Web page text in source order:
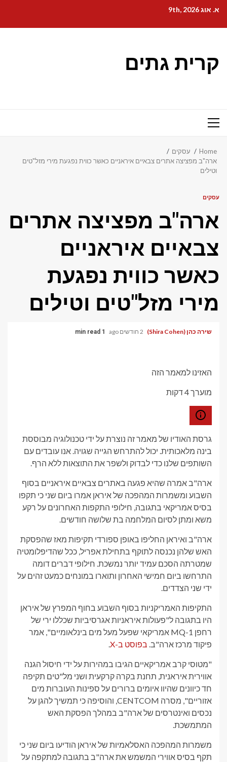
content
א. אוג 9th, 2026
קרית גתים
Primary
Home
עסקים
ארה"ב מפציצה אתרים צבאיים איראניים כאשר כווית נפגעת מירי מזל"טים
וטילים
עסקים
ארה"ב מפציצה אתרים
צבאיים איראניים
כאשר כווית נפגעת
מירי מזל"טים וטילים
שירה כהן (Shira Cohen) 2 חודשים ago 1 min read
האזינו למאמר הזה
מוערך 4 דקות
גרסת האודיו של מאמר זה נוצרת על ידי טכנולוגיה מבוססת
בינה מלאכותית. יכול להתרחש הגייה שגויה. אנו עובדים עם
השותפים שלנו כדי לבדוק ולשפר את התוצאות ללא הרף.
ארה"ב אמרה שהיא פגעה באתרים צבאיים איראניים בסוף
השבוע ומשמרות המהפכה של איראן אמרו ביום שני כי תקפו
בסיס אמריקאי בתגובה, חילופי התקפות האחרונים על רקע
משא ומתן לסיום המלחמה בת שלושה חודשים.
ארה"ב ואיראן החליפו באופן ספורדי תקיפות מאז שהפסקת
האש שלהן נכנסה לתוקף בתחילת אפריל, ככל שהדיפלומטיה
שמטרתה הסכם עמיד יותר נמשכת. חילופי דברים דומה
התרחשו ביום חמישי האחרון ותוארו במונחים כמעט זהים על
ידי שני הצדדים.
התקיפות האמריקניות בסוף השבוע בחוף המפרץ של איראן
היו בתגובה ל"פעולות איראניות אגרסיביות שכללו ירי של
רחפן MQ-1 אמריקאי שפעל מעל מים בינלאומיים", אמר
פיקוד מרכז ארה"ב. בפוסט ב-X .
"מטוסי קרב אמריקאיים הגיבו במהירות על ידי חיסול הגנה
אווירית איראנית, תחנת בקרה קרקעית ושני מל"טים תקיפה
חד כיוונים שהיוו איומים ברורים על ספינות העוברות מים
אזוריים", מסרה CENTCOM, והוסיפה כי תמשיך להגן על
נכסים ואינטרסים של ארה"ב במהלך הפסקת האש
המתמשכת.
משמרות המהפכה האסלאמיות של איראן הודיעו ביום שני כי
תקף בסיס אווירי המשמש את ארה"ב בתגובה למתקפה על